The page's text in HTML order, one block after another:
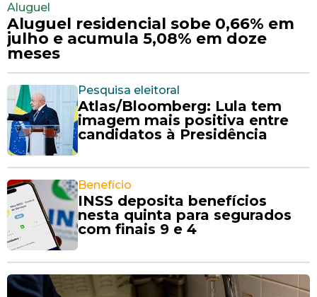
Aluguel
Aluguel residencial sobe 0,66% em
julho e acumula 5,08% em doze
meses
Pesquisa eleitoral
Atlas/Bloomberg: Lula tem
imagem mais positiva entre
candidatos à Presidência
Benefício
INSS deposita benefícios
nesta quinta para segurados
com finais 9 e 4